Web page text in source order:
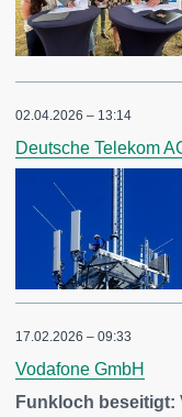
02.04.2026 – 13:14
Deutsche Telekom
17.02.2026 – 09:33
Vodafone GmbH
Funkloch beseitigt: